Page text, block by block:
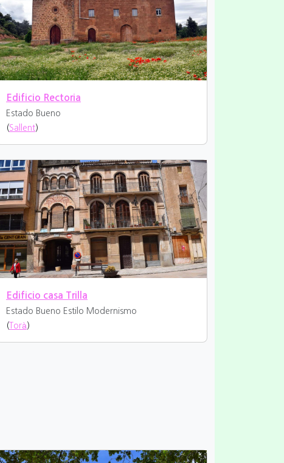
Edificio Rectoria
Estado Bueno
(Sallent)
Edificio casa Trilla
Estado Bueno Estilo Modernismo
( Torà )